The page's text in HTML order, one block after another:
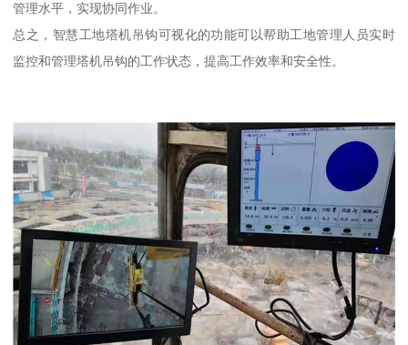
管理水平，实现协同作业。
总之，智慧工地塔机吊钩可视化的功能可以帮助工地管理人员实时
监控和管理塔机吊钩的工作状态，提高工作效率和安全性。